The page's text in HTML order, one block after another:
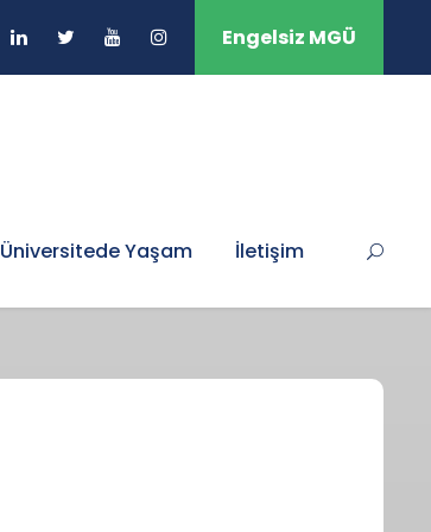
Engelsiz MGÜ
Üniversitede Yaşam İletişim